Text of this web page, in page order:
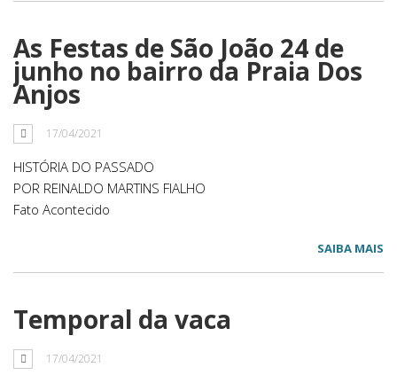
As Festas de São João 24 de
junho no bairro da Praia Dos
Anjos
17/04/2021
HISTÓRIA DO PASSADO
POR REINALDO MARTINS FIALHO
Fato Acontecido
SAIBA MAIS
Temporal da vaca
17/04/2021